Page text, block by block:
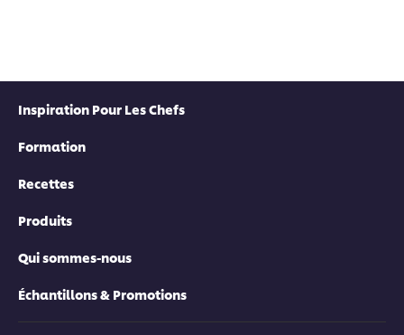
Inspiration Pour Les Chefs
Formation
Recettes
Produits
Qui sommes-nous
Échantillons & Promotions